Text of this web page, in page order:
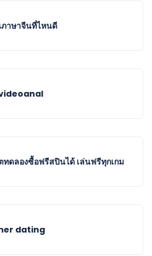
ภาษาจีนที่ไหนดี
ทดลองซื้อฟรีสปินได้ เล่นฟรีทุกเกม
dating